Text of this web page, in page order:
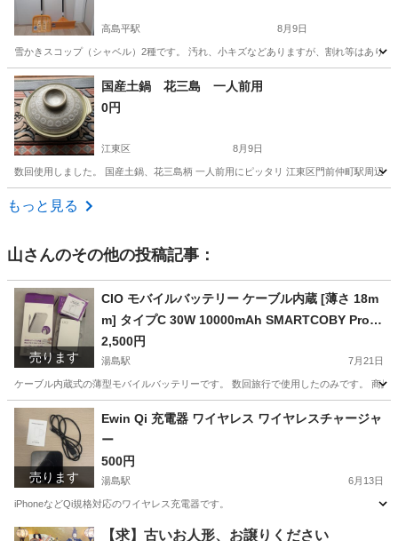
高島平駅 8月9日
雪かきスコップ（シャベル）2種です。 汚れ、小キズなどありますが、割れ等はあり
東京 板橋区 高島平駅 掃除用具
国産土鍋 花三島 一人前用
0円
江東区 8月9日
数回使用しました。 国産土鍋、花三島柄 一人前用にピッタリ 江東区門前仲町駅周辺
東京 江東区
もっと見る
山さんのその他の投稿記事：
売ります
CIO モバイルバッテリー ケーブル内蔵 [薄さ 18m
m] タイプC 30W 10000mAh SMARTCOBY Pro S
LIM CABLE
2,500円
湯島駅 7月21日
ケーブル内蔵式の薄型モバイルバッテリーです。 数回旅行で使用したのみです。 商
東京 文京区 その他 CIO
売ります
Ewin Qi 充電器 ワイヤレス ワイヤレスチャージャ
ー
500円
湯島駅 6月13日
iPhoneなどQi規格対応のワイヤレス充電器です。
東京 文京区 湯島駅 周辺機器 Ewin
【求】古いお人形、お譲りください